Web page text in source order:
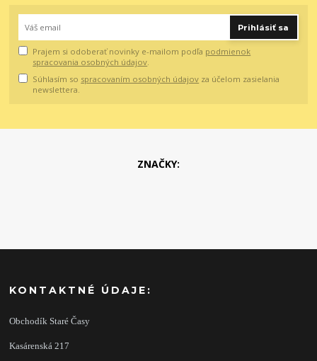
Prihlásiť sa
Prajem si odoberať novinky e-mailom podľa podmienok
spracovania osobných údajov.
Súhlasím so spracovaním osobných údajov za účelom zasielania
newslettera.
ZNAČKY:
KONTAKTNÉ ÚDAJE:
Obchodík Staré Časy
Kasárenská 217